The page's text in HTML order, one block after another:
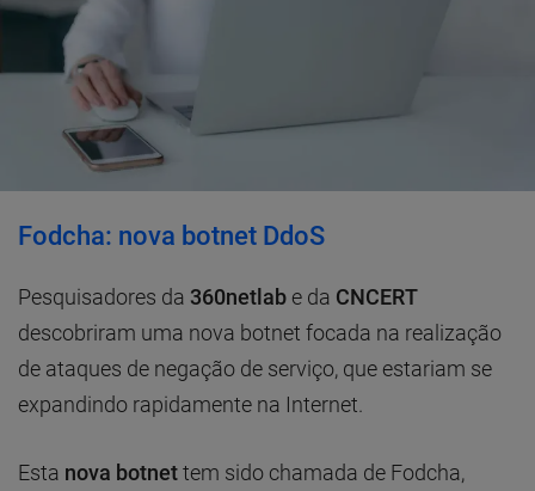
Fodcha: nova botnet DdoS
Pesquisadores da 360netlab e da CNCERT
descobriram uma nova botnet focada na realização
de ataques de negação de serviço, que estariam se
expandindo rapidamente na Internet.
Esta nova botnettem sido chamada de Fodcha,